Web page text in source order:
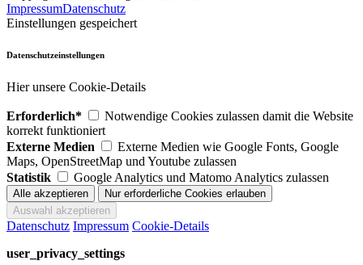
ImpressumDatenschutz
Einstellungen gespeichert
Datenschutzeinstellungen
Hier unsere Cookie-Details
Erforderlich*
Notwendige Cookies zulassen damit die Website
korrekt funktioniert
Externe Medien
Externe Medien wie Google Fonts, Google
Maps, OpenStreetMap und Youtube zulassen
Statistik
Google Analytics und Matomo Analytics zulassen
Datenschutz Impressum Cookie-Details
user_privacy_settings